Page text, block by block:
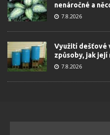
nenáročné a
7.8.2026
Využití dešťové
způsoby, jak její
7.8.2026